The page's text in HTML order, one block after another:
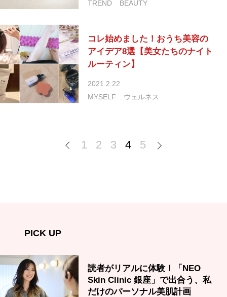
TREND BEAUTY
コレ始めました！おうち美容の
アイデア8選【美女たちのナイト
ルーティン】
2021.2.22
MYSELF
ウェルネス
1 2 3 4 5
PICK UP
読者がリアルに体験！「NEO
Skin Clinic 銀座」で出合う、私
だけのパーソナル美肌計画